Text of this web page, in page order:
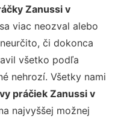
Zanussi v
viac neozval alebo
či dokonca
všetko podľa
nehrozí. Všetky nami
práčiek Zanussi v
najvyššej možnej